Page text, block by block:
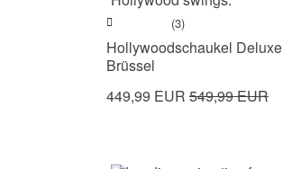
(3)
Hollywoodschaukel Deluxe
Brüssel
449,99 EUR 549,99 EUR